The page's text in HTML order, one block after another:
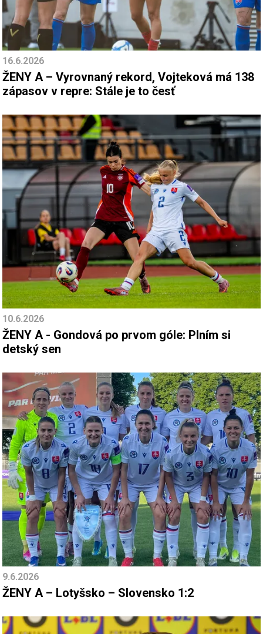
16.6.2026
ŽENY A – Vyrovnaný rekord, Vojteková má 138
zápasov v repre: Stále je to česť
10.6.2026
ŽENY A - Gondová po prvom góle: Plním si
detský sen
9.6.2026
ŽENY A – Lotyšsko – Slovensko 1:2